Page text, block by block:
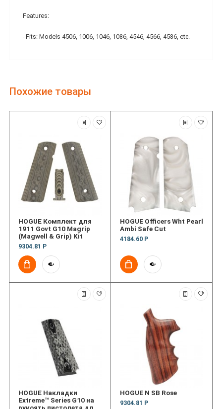
Features:
- Fits: Models 4506, 1006, 1046, 1086, 4546, 4566, 4586, etc.
Похожие товары
HOGUE Комплект для
1911 Govt G10 Magrip
(Magwell & Grip) Kit
9304.81 Р
HOGUE Officers Wht Pearl
Ambi Safe Cut
4184.60 Р
HOGUE Накладки
Extreme™ Series G10 на
HOGUE N SB Rose
9304.81 Р